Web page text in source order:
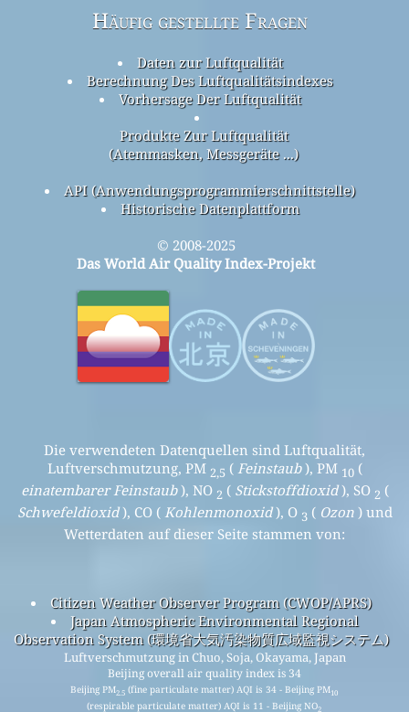
Häufig gestellte Fragen
Daten zur Luftqualität
Berechnung Des Luftqualitätsindexes
Vorhersage Der Luftqualität
Produkte Zur Luftqualität
(Atemmasken, Messgeräte ...)
API (Anwendungsprogrammierschnittstelle)
Historische Datenplattform
© 2008-2025
Das World Air Quality Index-Projekt
Die verwendeten Datenquellen sind Luftqualität,
Luftverschmutzung, PM 2,5 ( Feinstaub), PM 10(
einatembarer Feinstaub), NO 2 ( Stickstoffdioxid), SO 2 (
Schwefeldioxid), CO ( Kohlenmonoxid), O 3 ( Ozon) und
Wetterdaten auf dieser Seite stammen von:
Citizen Weather Observer Program (CWOP/APRS)
Japan Atmospheric Environmental Regional
Observation System (環境省大気汚染物質広域監視システム)
Luftverschmutzung in Chuo, Soja, Okayama, Japan
Beijing overall air quality index is 34
Beijing PM2.5 (fine particulate matter) AQI is 34 - Beijing PM10
(respirable particulate matter) AQI is 11 - Beijing NO2